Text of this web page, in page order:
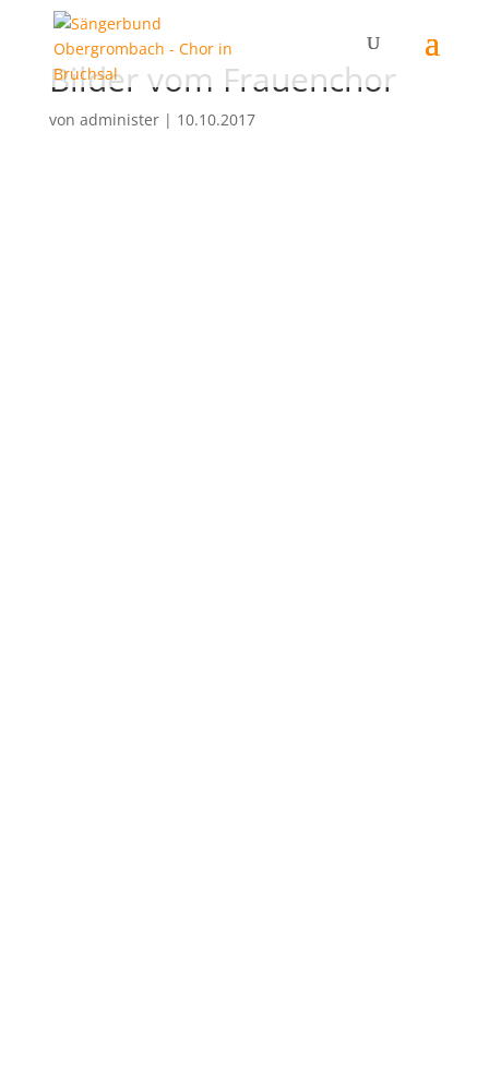
Bilder vom Frauenchor
von administer| 10.10.2017